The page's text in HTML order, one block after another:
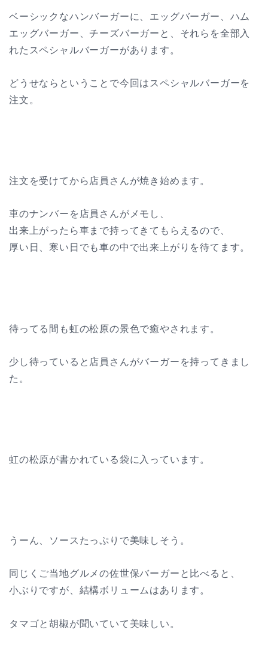
ベーシックなハンバーガーに、エッグバーガー、ハム
エッグバーガー、チーズバーガーと、それらを全部入
れたスペシャルバーガーがあります。
どうせならということで今回はスペシャルバーガーを
注文。
注文を受けてから店員さんが焼き始めます。
車のナンバーを店員さんがメモし、
出来上がったら車まで持ってきてもらえるので、
厚い日、寒い日でも車の中で出来上がりを待てます。
待ってる間も虹の松原の景色で癒やされます。
少し待っていると店員さんがバーガーを持ってきまし
た。
虹の松原が書かれている袋に入っています。
うーん、ソースたっぷりで美味しそう。
同じくご当地グルメの佐世保バーガーと比べると、
小ぶりですが、結構ボリュームはあります。
タマゴと胡椒が聞いていて美味しい。